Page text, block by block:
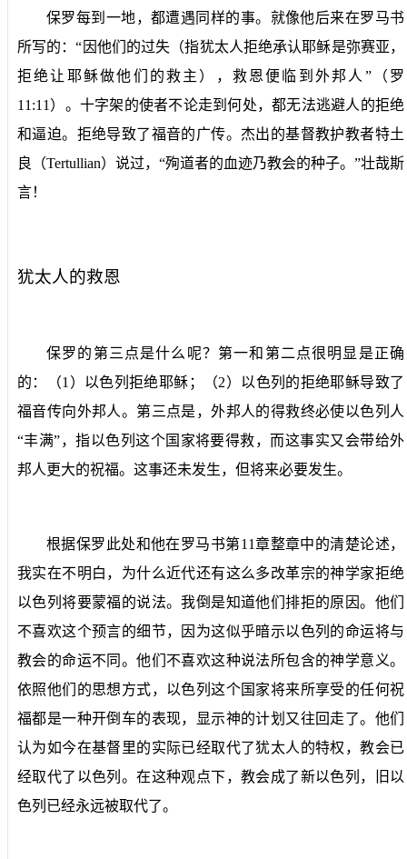
保罗每到一地，都遭遇同样的事。就像他后来在罗马书
所写的：“因他们的过失（指犹太人拒绝承认耶稣是弥赛亚，
拒绝让耶稣做他们的救主），救恩便临到外邦人”（罗
11:11 ）。十字架的使者不论走到何处，都无法逃避人的拒绝
和逼迫。拒绝导致了福音的广传。杰出的基督教护教者特土
良（Tertullian）说过，“殉道者的血迹乃教会的种子。”壮哉斯
言！
犹太人的救恩
保罗的第三点是什么呢？第一和第二点很明显是正确
的：（1 ）以色列拒绝耶稣；（2）以色列的拒绝耶稣导致了
福音传向外邦人。第三点是，外邦人的得救终必使以色列人
“丰满”，指以色列这个国家将要得救，而这事实又会带给外
邦人更大的祝福。这事还未发生，但将来必要发生。
根据保罗此处和他在罗马书第11章整章中的清楚论述，
我实在不明白，为什么近代还有这么多改革宗的神学家拒绝
以色列将要蒙福的说法。我倒是知道他们排拒的原因。他们
不喜欢这个预言的细节，因为这似乎暗示以色列的命运将与
教会的命运不同。他们不喜欢这种说法所包含的神学意义。
依照他们的思想方式，以色列这个国家将来所享受的任何祝
福都是一种开倒车的表现，显示神的计划又往回走了。他们
认为如今在基督里的实际已经取代了犹太人的特权，教会已
经取代了以色列。在这种观点下，教会成了新以色列，旧以
色列已经永远被取代了。